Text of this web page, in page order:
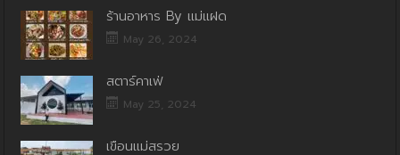
ร้านอาหาร By แม่แฝด
May 26, 2024
สตาร์คาเฟ่
May 25, 2024
เขื่อนแม่สรวย